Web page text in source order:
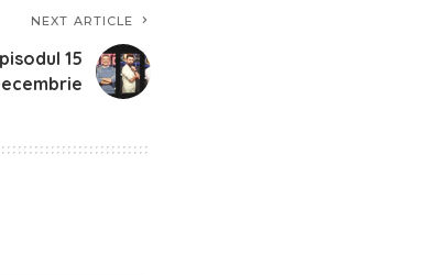
NEXT ARTICLE
15